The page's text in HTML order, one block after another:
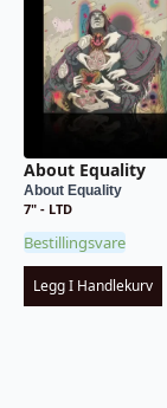
About Equality
About Equality
7" - LTD
Bestillingsvare
Legg I Handlekurv